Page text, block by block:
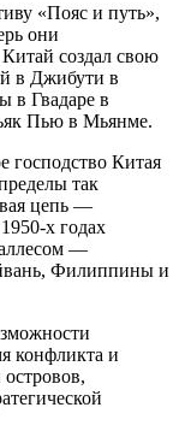
«Пояс и путь»,
они
создал свою
в Джибути в
в Гвадаре в
Пью в Мьянме.
господство Китая
так
цепь —
х годах
—
Филиппины и
конфликта и